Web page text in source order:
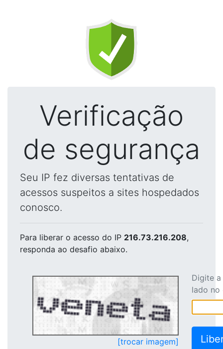
Verificação
de segurança
Seu IP fez diversas tentativas de
acessos suspeitos a sites hospedados
conosco.
Para liberar o acesso do IP 216.73.216.208,
responda ao desafio abaixo.
[trocar imagem]
Digite
lado no